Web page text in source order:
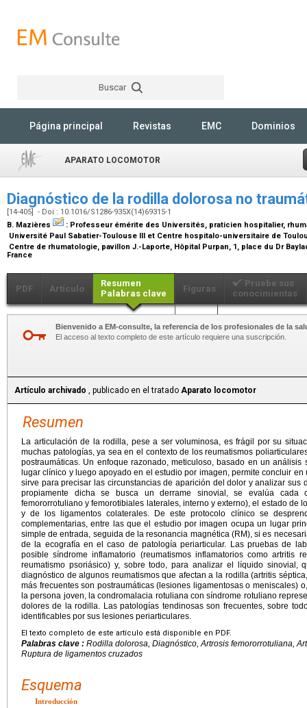
Buscar
Página principal Revistas EMC Dominios
APARATO LOCOMOTOR
Diagnóstico de la rodilla dolorosa no
[14-405] - Doi : 10.1016/S1286-935X(14)69315-1
B. Mazières
: Professeur émérite des Universités, praticien hospitalier,
Université Paul Sabatier-Toulouse III et Centre hospitalo-universitaire de
Centre de rhumatologie, pavillon J.-Laporte, Hôpital Purpan, 1, place du Dr
France
PDF Artículo
Resumen
Palabras clave
Figuras
Pruebe sus
conocimientas
Bienvenido a EM-consulte, la referencia de los profesionales de la
El acceso al texto completo de este artículo requiere una suscripción.
Artículo archivado , publicado en el tratado Aparato locomotor
Resumen
La articulación de la rodilla, pese a ser voluminosa, es frágil por su
muchas patologías, ya sea en el contexto de los reumatismos
postraumáticas. Un enfoque razonado, meticuloso, basado en un
lugar clínico y luego apoyado en el estudio por imagen, permite concluir
sirve para precisar las circunstancias de aparición del dolor y analizar sus
propiamente dicha se busca un derrame sinovial, se evalúa cada
femororrotuliano y femorotibiales laterales, interno y externo), el estado de
y de los ligamentos colaterales. De este protocolo clínico se
complementarias, entre las que el estudio por imagen ocupa un lugar
simple de entrada, seguida de la resonancia magnética (RM), si es
de la ecografía en el caso de patología periarticular. Las pruebas de
posible síndrome inflamatorio (reumatismos inflamatorios como artritis
reumatismo psoriásico) y, sobre todo, para analizar el líquido
diagnóstico de algunos reumatismos que afectan a la rodilla (artritis
más frecuentes son postraumáticas (lesiones ligamentosas o meniscales)
la persona joven, la condromalacia rotuliana con síndrome rotuliano
dolores de la rodilla. Las patologías tendinosas son frecuentes, sobre
identificables por sus lesiones periarticulares.
El texto completo de este artículo está disponible en PDF.
Palabras clave : Rodilla dolorosa, Diagnóstico, Artrosis femororrotuliana,
Ruptura de ligamentos cruzados
Esquema
Introducción